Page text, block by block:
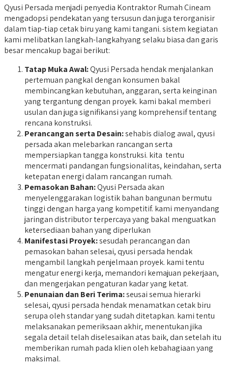
Qyusi Persada menjadi penyedia Kontraktor Rumah Cineam
mengadopsi pendekatan yang tersusun dan juga terorganisir
dalam tiap-tiap cetak biru yang kami tangani. sistem kegiatan
kami melibatkan langkah-langkahyang selaku biasa dan garis
besar mencakup bagai berikut:
Tatap Muka Awal:Qyusi Persada hendak menjalankan
pertemuan pangkal dengan konsumen bakal
membincangkan kebutuhan, anggaran, serta keinginan
yang tergantung dengan proyek. kami bakal memberi
usulan dan juga signifikansi yang komprehensif tentang
rencana konstruksi.
Perancangan serta Desain:sehabis dialog awal, qyusi
persada akan melebarkan rancangan serta
mempersiapkan tangga konstruksi. kita tentu
mencermati pandangan fungsionalitas, keindahan, serta
ketepatan energi dalam rancangan rumah.
Pemasokan Bahan:Qyusi Persada akan
menyelenggarakan logistik bahan bangunan bermutu
tinggi dengan harga yang kompetitif. kami menyandang
jaringan distributor terpercaya yang bakal menguatkan
ketersediaan bahan yang diperlukan
Manifestasi Proyek:sesudah perancangan dan
pemasokan bahan selesai, qyusi persada hendak
mengambil langkah penjelmaan proyek. kami tentu
mengatur energi kerja, memandori kemajuan pekerjaan,
dan mengerjakan pengaturan kadar yang ketat.
Penunaian dan Beri Terima:seusai semua hierarki
selesai, qyusi persada hendak menamatkan cetak biru
serupa oleh standar yang sudah ditetapkan. kami tentu
melaksanakan pemeriksaan akhir, menentukan jika
segala detail telah diselesaikan atas baik, dan setelah itu
memberikan rumah pada klien oleh kebahagiaan yang
maksimal.